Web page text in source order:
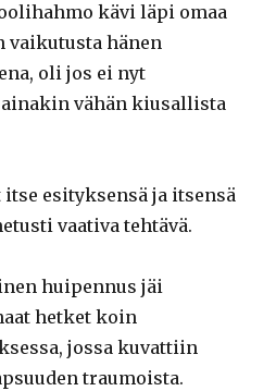
kävi läpi omaa
vaikutusta hänen
oli jos ei nyt
vähän kiusallista
esityksensä ja itsensä
vaativa tehtävä.
huipennus jäi
hetket koin
jossa kuvattiin
traumoista.